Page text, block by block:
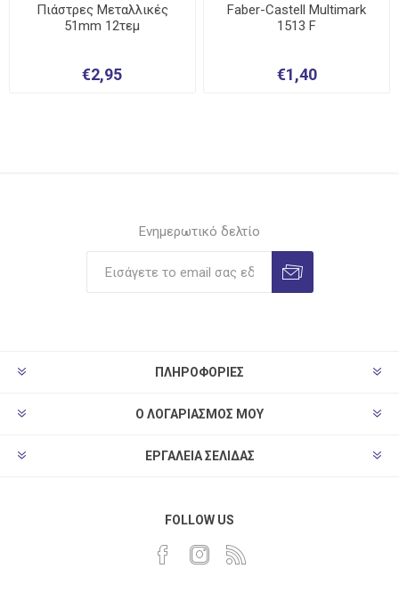
Πιάστρες Μεταλλικές
51mm 12τεμ
€2,95
Faber-Castell Multimark
1513 F
€1,40
Ενημερωτικό δελτίο
ΠΛΗΡΟΦΟΡΊΕΣ
Ο ΛΟΓΑΡΙΑΣΜΌΣ ΜΟΥ
ΕΡΓΑΛΕΊΑ ΣΕΛΊΔΑΣ
FOLLOW US